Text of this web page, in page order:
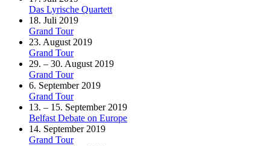
Das Lyrische Quartett
18. Juli 2019
Grand Tour
23. August 2019
Grand Tour
29. – 30. August 2019
Grand Tour
6. September 2019
Grand Tour
13. – 15. September 2019
Belfast Debate on Europe
14. September 2019
Grand Tour